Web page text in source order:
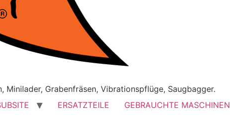
Minilader, Grabenfräsen, Vibrationspflüge, Saugbagger.
ERSATZTEILE GEBRAUCHTE MASCHINEN